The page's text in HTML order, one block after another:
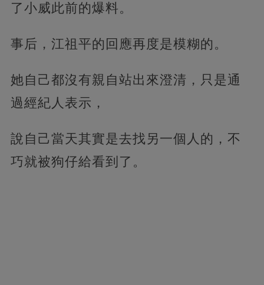
了小威此前的爆料。
事后，江祖平的回應再度是模糊的。
她自己都沒有親自站出來澄清，只是通
過經紀人表示，
說自己當天其實是去找另一個人的，不
巧就被狗仔給看到了。